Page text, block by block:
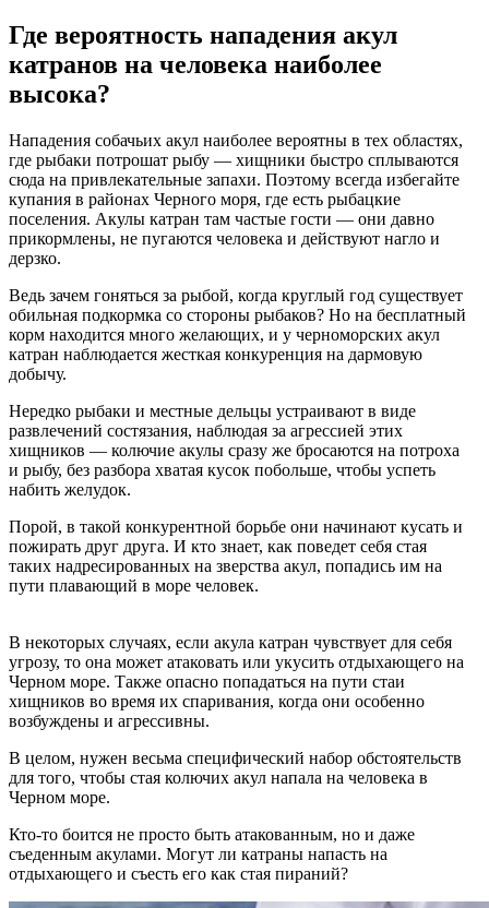
Где вероятность нападения акул
катранов на человека наиболее
высока?
Нападения собачьих акул наиболее вероятны в тех областях,
где рыбаки потрошат рыбу — хищники быстро сплываются
сюда на привлекательные запахи. Поэтому всегда избегайте
купания в районах Черного моря, где есть рыбацкие
поселения. Акулы катран там частые гости — они давно
прикормлены, не пугаются человека и действуют нагло и
дерзко.
Ведь зачем гоняться за рыбой, когда круглый год существует
обильная подкормка со стороны рыбаков? Но на бесплатный
корм находится много желающих, и у черноморских акул
катран наблюдается жесткая конкуренция на дармовую
добычу.
Нередко рыбаки и местные дельцы устраивают в виде
развлечений состязания, наблюдая за агрессией этих
хищников — колючие акулы сразу же бросаются на потроха
и рыбу, без разбора хватая кусок побольше, чтобы успеть
набить желудок.
Порой, в такой конкурентной борьбе они начинают кусать и
пожирать друг друга. И кто знает, как поведет себя стая
таких надресированных на зверства акул, попадись им на
пути плавающий в море человек.
В некоторых случаях, если акула катран чувствует для себя
угрозу, то она может атаковать или укусить отдыхающего на
Черном море. Также опасно попадаться на пути стаи
хищников во время их спаривания, когда они особенно
возбуждены и агрессивны.
В целом, нужен весьма специфический набор обстоятельств
для того, чтобы стая колючих акул напала на человека в
Черном море.
Кто-то боится не просто быть атакованным, но и даже
съеденным акулами. Могут ли катраны напасть на
отдыхающего и съесть его как стая пираний?